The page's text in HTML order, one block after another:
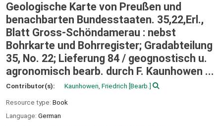
Geologische Karte von Preußen und
benachbarten Bundesstaaten. 35,22,Erl.,
Blatt Gross-Schöndamerau : nebst
Bohrkarte und Bohrregister; Gradabteilung
35, No. 22; Lieferung 84 / geognostisch u.
agronomisch bearb. durch F. Kaunhowen ...
Contributor(s): Kaunhowen, Friedrich [Bearb.]
Resource type: Book
Language: German